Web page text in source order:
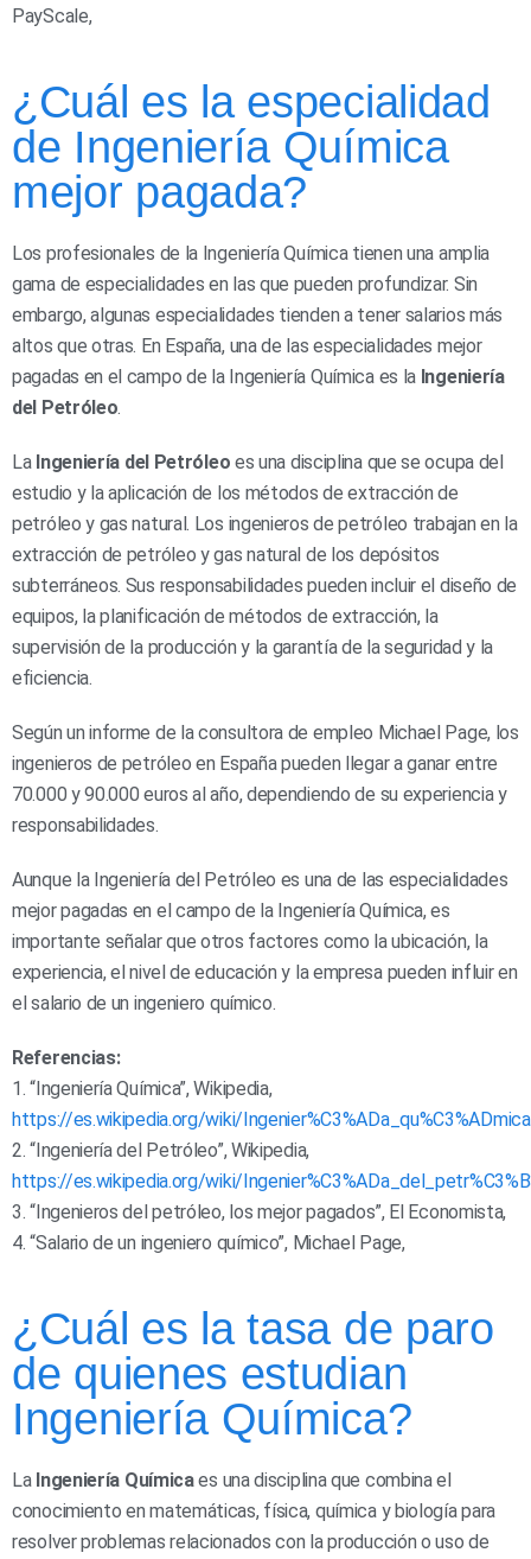
PayScale,
¿Cuál es la especialidad
de Ingeniería Química
mejor pagada?
Los profesionales de la Ingeniería Química tienen una amplia
gama de especialidades en las que pueden profundizar. Sin
embargo, algunas especialidades tienden a tener salarios más
altos que otras. En España, una de las especialidades mejor
pagadas en el campo de la Ingeniería Química es la Ingeniería
del Petróleo.
La Ingeniería del Petróleo es una disciplina que se ocupa del
estudio y la aplicación de los métodos de extracción de
petróleo y gas natural. Los ingenieros de petróleo trabajan en la
extracción de petróleo y gas natural de los depósitos
subterráneos. Sus responsabilidades pueden incluir el diseño de
equipos, la planificación de métodos de extracción, la
supervisión de la producción y la garantía de la seguridad y la
eficiencia.
Según un informe de la consultora de empleo Michael Page, los
ingenieros de petróleo en España pueden llegar a ganar entre
70.000 y 90.000 euros al año, dependiendo de su experiencia y
responsabilidades.
Aunque la Ingeniería del Petróleo es una de las especialidades
mejor pagadas en el campo de la Ingeniería Química, es
importante señalar que otros factores como la ubicación, la
experiencia, el nivel de educación y la empresa pueden influir en
el salario de un ingeniero químico.
Referencias:
1. “Ingeniería Química”, Wikipedia,
https://es.wikipedia.org/wiki/Ingenier%C3%ADa_qu%C3%ADmica
2. “Ingeniería del Petróleo”, Wikipedia,
https://es.wikipedia.org/wiki/
3. “Ingenieros del petróleo, los mejor pagados”, El Economista,
4. “Salario de un ingeniero químico”, Michael Page,
¿Cuál es la tasa de paro
de quienes estudian
Ingeniería Química?
La Ingeniería Químicaes una disciplina que combina el
conocimiento en matemáticas, física, química y biología para
resolver problemas relacionados con la producción o uso de